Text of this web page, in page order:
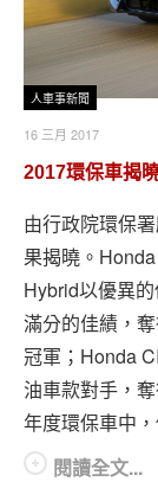
人車事新聞
16 三月 2017
2017環保車揭
由行政院環保
果揭曉。
Hybrid以優異
滿分的佳績，
冠軍；Honda
油車款對手，
年度環保車中
閱讀全文...